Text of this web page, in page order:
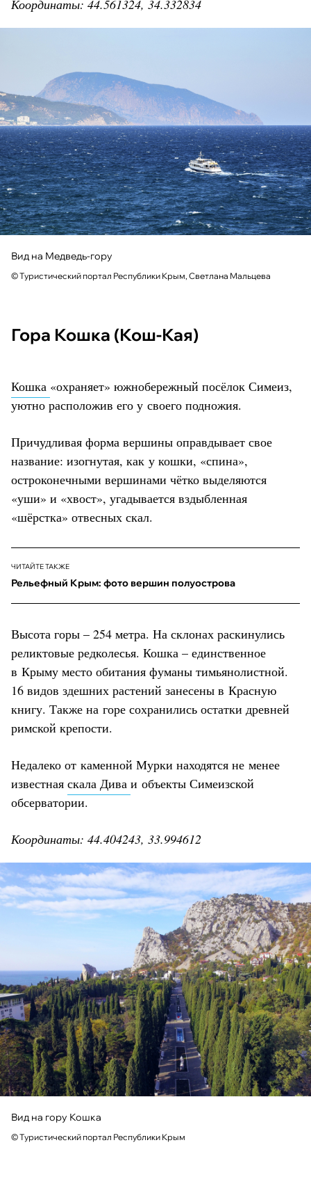
Координаты: 44.561324, 34.332834
Вид на Медведь-гору
© Туристический портал Республики Крым, Светлана Мальцева
Гора Кошка (Кош-Кая)
Кошка «охраняет» южнобережный посёлок Симеиз,
уютно расположив его у своего подножия.
Причудливая форма вершины оправдывает свое
название: изогнутая, как у кошки, «спина»,
остроконечными вершинами чётко выделяются
«уши» и «хвост», угадывается вздыбленная
«шёрстка» отвесных скал.
ЧИТАЙТЕ ТАКЖЕ
Рельефный Крым: фото вершин полуострова
Высота горы – 254 метра. На склонах раскинулись
реликтовые редколесья. Кошка – единственное
в Крыму место обитания фуманы тимьянолистной.
16 видов здешних растений занесены в Красную
книгу. Также на горе сохранились остатки древней
римской крепости.
Недалеко от каменной Мурки находятся не менее
известная скала Дива и объекты Симеизской
обсерватории.
Координаты: 44.404243, 33.994612
Вид на гору Кошка
© Туристический портал Республики Крым